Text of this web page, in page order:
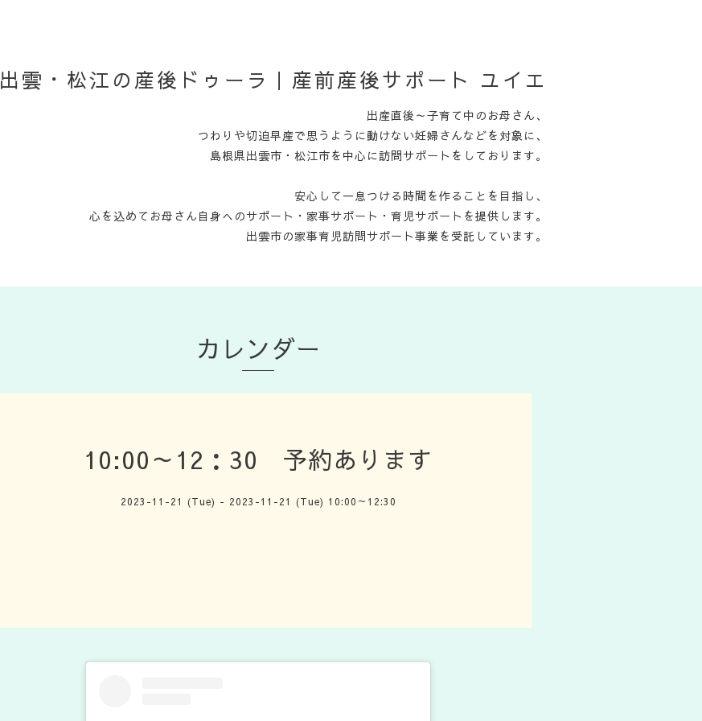
出雲・松江の産後ドゥーラ｜産前産後サポート ユイエ
出産直後～子育て中のお母さん、
つわりや切迫早産で思うように動けない妊婦さんなどを対象に、
島根県出雲市・松江市を中心に訪問サポートをしております。
安心して一息つける時間を作ることを目指し、
心を込めてお母さん自身へのサポート・家事サポート・育児サポートを提供します。
出雲市の家事育児訪問サポート事業を受託しています。
カレンダー
10:00～12：30 予約あります
2023-11-21 (Tue) - 2023-11-21 (Tue) 10:00～12:30